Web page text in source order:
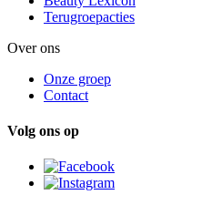
Terugroepacties
Over ons
Onze groep
Contact
Volg ons op